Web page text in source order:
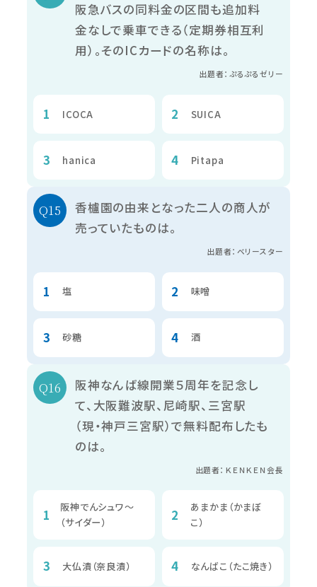
阪急バスの同料金の区間も追加料
金なしで乗車できる（定期券相互利
用）。そのICカードの名称は。
出題者：ぷるぷるゼリー
ICOCA SUICA
hanica Pitapa
香櫨園の由来となった二人の商人が
売っていたものは。
出題者：ベリースター
塩 味噌
砂糖 酒
阪神なんば線開業５周年を記念し
て、大阪難波駅、尼崎駅、三宮駅
（現・神戸三宮駅）で無料配布したも
のは。
出題者：ＫＥＮＫＥＮ会長
阪神でんシュワ～
（サイダー）
あまかま（かまぼ
こ）
大仏漬（奈良漬） なんばこ（たこ焼き）